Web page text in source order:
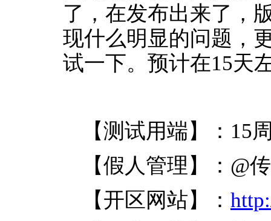
了，在发布出来了，
现什么明显的问题，
试一下。预计在15天
【测试用端】：15
【假人管理】：@
【开区网站】：